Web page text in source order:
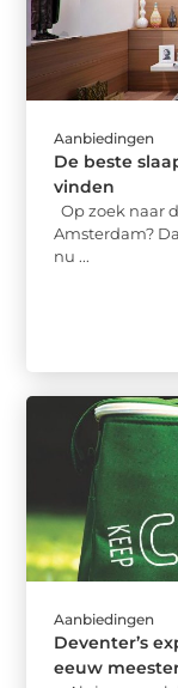
Aanbiedingen
De beste
vinden
Op zoek naar
Amsterdam?
nu ...
Aanbiedingen
Deventer’s
eeuw